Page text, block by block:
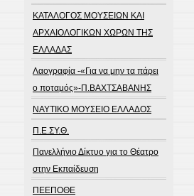
ΚΑΤΑΛΟΓΟΣ ΜΟΥΣΕΙΩΝ ΚΑΙ
ΑΡΧΑΙΟΛΟΓΙΚΩΝ ΧΩΡΩΝ ΤΗΣ
ΕΛΛΑΔΑΣ
Λαογραφία -«Για να μην τα πάρει
ο ποταμός»-Π.ΒΑΧΤΣΑΒΑΝΗΣ
ΝΑΥΤΙΚΟ ΜΟΥΣΕΙΟ ΕΛΛΑΔΟΣ
Π.Ε.ΣΥ.Θ.
Πανελλήνιο Δίκτυο για το Θέατρο
στην Εκπαίδευση
ΠΕΕΠΟΘΕ